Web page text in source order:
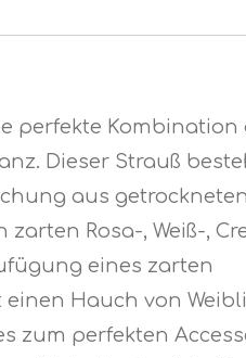
perfekte
Dieser Strauß
aus
Rosa-, Weiß-,
eines zarten
Hauch von
zum perfekten